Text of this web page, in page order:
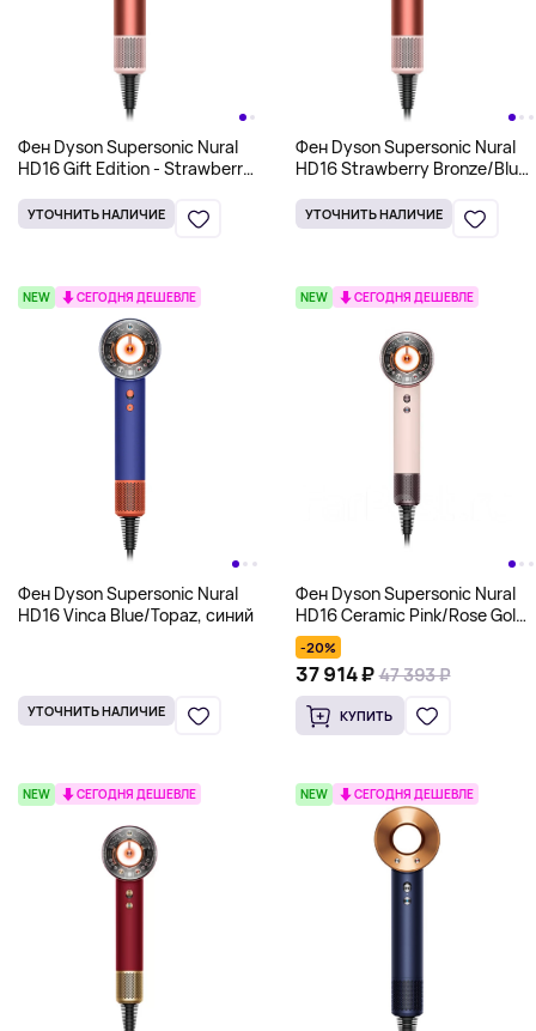
Фен Dyson Supersonic Nural
HD16 Gift Edition - Strawberry
УТОЧНИТЬ НАЛИЧИЕ
Фен Dyson Supersonic Nural
HD16 Strawberry Bronze/Blush
УТОЧНИТЬ НАЛИЧИЕ
NEW СЕГОДНЯ ДЕШЕВЛЕ
Фен Dyson Supersonic Nural
HD16 Vinca Blue/Topaz, синий
УТОЧНИТЬ НАЛИЧИЕ
NEW СЕГОДНЯ ДЕШЕВЛЕ
Фен Dyson Supersonic Nural
HD16 Ceramic Pink/Rose Gold,
розовый
-20%
37 914 ₽ 47 393 ₽
КУПИТЬ
NEW СЕГОДНЯ ДЕШЕВЛЕ NEW СЕГОДНЯ ДЕШЕВЛЕ